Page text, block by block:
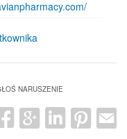
NARUSZENIE